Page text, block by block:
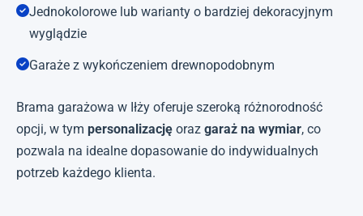
Jednokolorowe lub warianty o bardziej dekoracyjnym
wyglądzie
Garaże z wykończeniem drewnopodobnym
Brama garażowa w Iłży oferuje szeroką różnorodność
opcji, w tym personalizację oraz garaż na wymiar, co
pozwala na idealne dopasowanie do indywidualnych
potrzeb każdego klienta.